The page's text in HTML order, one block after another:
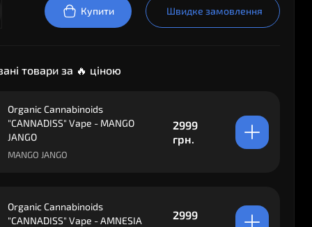
Купити Швидке замовлення
товари за 🔥 ціною
Organic Cannabinoids
"CANNADISS" Vape - MANGO
JANGO
MANGO JANGO
2999
грн.
Organic Cannabinoids
"CANNADISS" Vape - AMNESIA
2999